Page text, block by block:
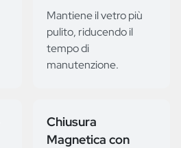
Mantiene il vetro più
pulito, riducendo il
tempo di
manutenzione.
Chiusura
Magnetica con